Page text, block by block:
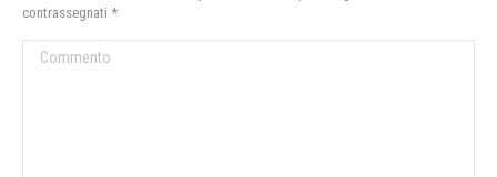
contrassegnati *
Commento